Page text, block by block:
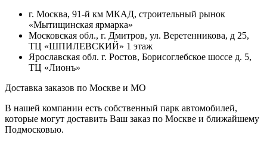
г. Москва, 91-й км МКАД, строительный рынок
«Мытищинская ярмарка»
Московская обл., г. Дмитров, ул. Веретенникова, д 25,
ТЦ «ШПИЛЕВСКИЙ» 1 этаж
Ярославская обл. г. Ростов, Борисоглебское шоссе д. 5,
ТЦ «Лионъ»
Доставка заказов по Москве и МО
В нашей компании есть собственный парк автомобилей,
которые могут доставить Ваш заказ по Москве и ближайшему
Подмосковью.